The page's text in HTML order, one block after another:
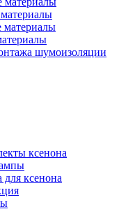
материалы
шумоизоляции
ксенона
ксенона